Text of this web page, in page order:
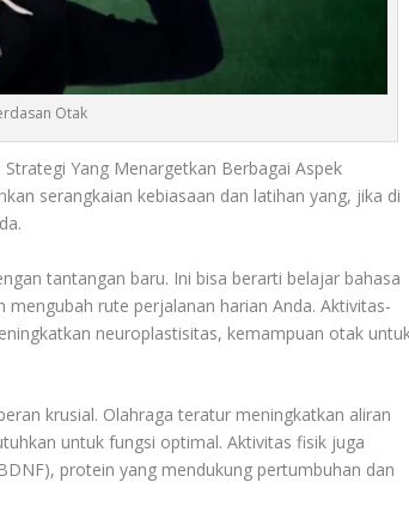
Otak
Yang Menargetkan Berbagai Aspek
serangkaian kebiasaan dan latihan yang, jika di
tantangan baru. Ini bisa berarti belajar bahasa
rute perjalanan harian Anda. Aktivitas-
neuroplastisitas, kemampuan otak
krusial. Olahraga teratur meningkatkan aliran
untuk fungsi optimal. Aktivitas fisik juga
protein yang mendukung pertumbuhan dan